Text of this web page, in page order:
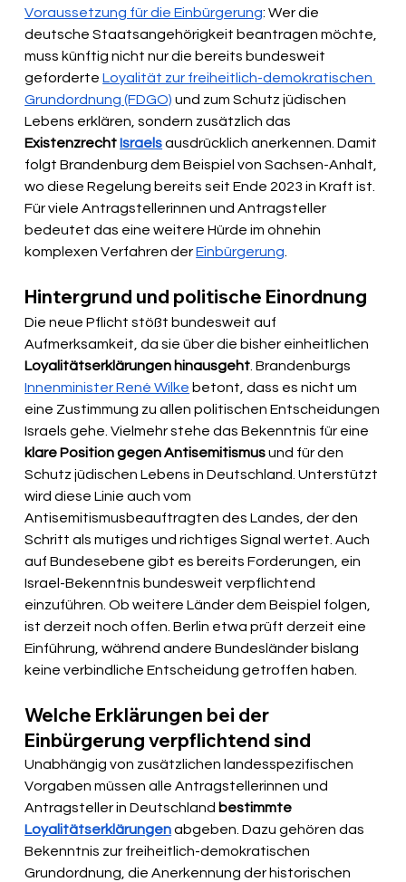
Voraussetzung für die Einbürgerung: Wer die
deutsche Staatsangehörigkeit beantragen möchte,
muss künftig nicht nur die bereits bundesweit
geforderte Loyalität zur freiheitlich-demokratischen
Grundordnung (FDGO) und zum Schutz jüdischen
Lebens erklären, sondern zusätzlich das
Existenzrecht Israels ausdrücklich anerkennen. Damit
folgt Brandenburg dem Beispiel von Sachsen-Anhalt,
wo diese Regelung bereits seit Ende 2023 in Kraft ist.
Für viele Antragstellerinnen und Antragsteller
bedeutet das eine weitere Hürde im ohnehin
komplexen Verfahren der Einbürgerung.
Hintergrund und politische Einordnung
Die neue Pflicht stößt bundesweit auf
Aufmerksamkeit, da sie über die bisher einheitlichen
Loyalitätserklärungen hinausgeht. Brandenburgs
Innenminister René Wilke betont, dass es nicht um
eine Zustimmung zu allen politischen Entscheidungen
Israels gehe. Vielmehr stehe das Bekenntnis für eine
klare Position gegen Antisemitismus und für den
Schutz jüdischen Lebens in Deutschland. Unterstützt
wird diese Linie auch vom
Antisemitismusbeauftragten des Landes, der den
Schritt als mutiges und richtiges Signal wertet. Auch
auf Bundesebene gibt es bereits Forderungen, ein
Israel-Bekenntnis bundesweit verpflichtend
einzuführen. Ob weitere Länder dem Beispiel folgen,
ist derzeit noch offen. Berlin etwa prüft derzeit eine
Einführung, während andere Bundesländer bislang
keine verbindliche Entscheidung getroffen haben.
Welche Erklärungen bei der
Einbürgerung verpflichtend sind
Unabhängig von zusätzlichen landesspezifischen
Vorgaben müssen alle Antragstellerinnen und
Antragsteller in Deutschland bestimmte
Loyalitätserklärungen abgeben. Dazu gehören das
Bekenntnis zur freiheitlich-demokratischen
Grundordnung, die Anerkennung der historischen